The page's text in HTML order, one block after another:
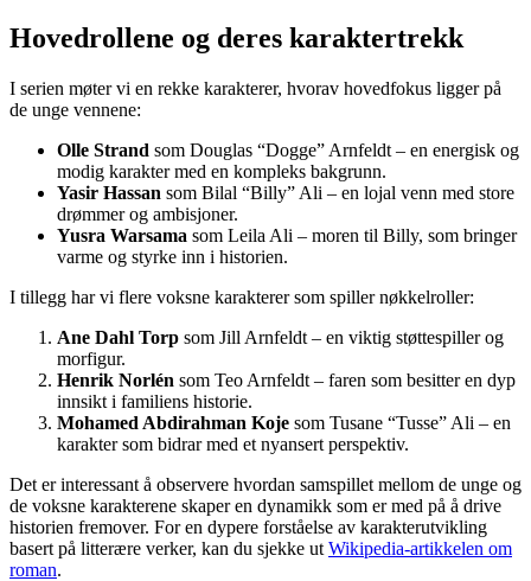
Hovedrollene og deres karaktertrekk
I serien møter vi en rekke karakterer, hvorav hovedfokus ligger på
de unge vennene:
Olle Strand som Douglas “Dogge” Arnfeldt – en energisk og
modig karakter med en kompleks bakgrunn.
Yasir Hassan som Bilal “Billy” Ali – en lojal venn med store
drømmer og ambisjoner.
Yusra Warsama som Leila Ali – moren til Billy, som bringer
varme og styrke inn i historien.
I tillegg har vi flere voksne karakterer som spiller nøkkelroller:
Ane Dahl Torp som Jill Arnfeldt – en viktig støttespiller og
morfigur.
Henrik Norlén som Teo Arnfeldt – faren som besitter en dyp
innsikt i familiens historie.
Mohamed Abdirahman Koje som Tusane “Tusse” Ali – en
karakter som bidrar med et nyansert perspektiv.
Det er interessant å observere hvordan samspillet mellom de unge og
de voksne karakterene skaper en dynamikk som er med på å drive
historien fremover. For en dypere forståelse av karakterutvikling
basert på litterære verker, kan du sjekke ut Wikipedia-artikkelen om
roman.